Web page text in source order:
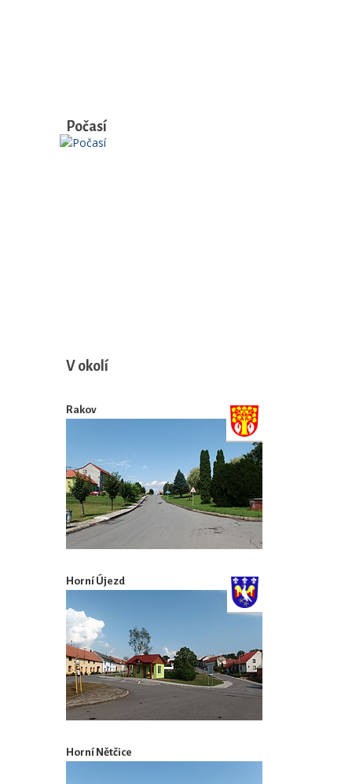
Počasí
V okolí
Rakov
Horní Újezd
Horní Nětčice